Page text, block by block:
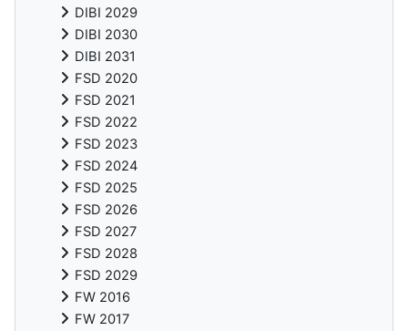
DIBI 2029
DIBI 2030
DIBI 2031
FSD 2020
FSD 2021
FSD 2022
FSD 2023
FSD 2024
FSD 2025
FSD 2026
FSD 2027
FSD 2028
FSD 2029
FW 2016
FW 2017